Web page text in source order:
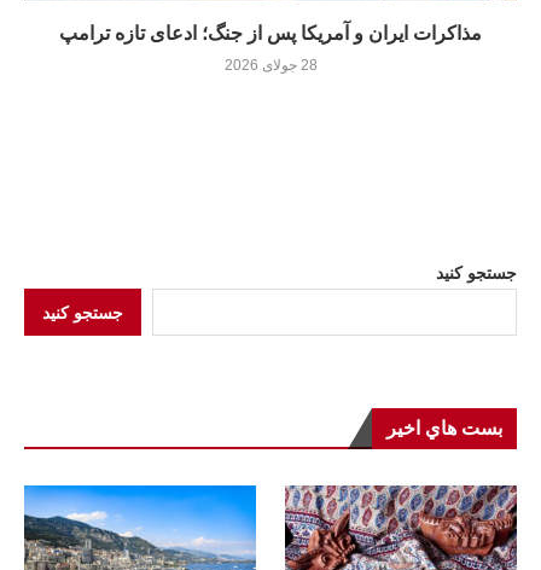
مذاکرات ایران و آمریکا پس از جنگ؛ ادعای تازه ترامپ
28 جولای 2026
جستجو کنید
جستجو کنید
بست هاي اخير